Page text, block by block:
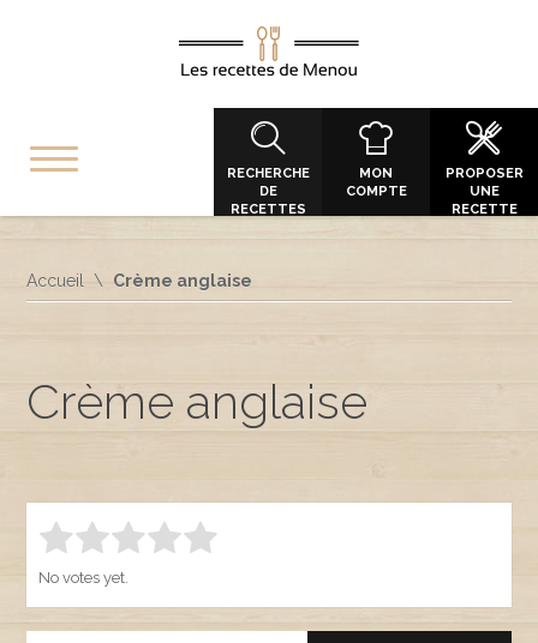
RECHERCHE
DE
RECETTES
MON
COMPTE
PROPOSER
UNE
RECETTE
Accueil Crème anglaise
Crème anglaise
Rate this item: 1.00 SUBMIT RATING
No votes yet.